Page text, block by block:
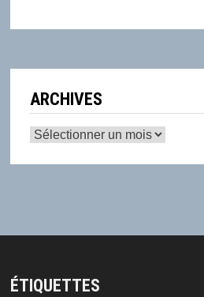
ARCHIVES
Archives
ÉTIQUETTES